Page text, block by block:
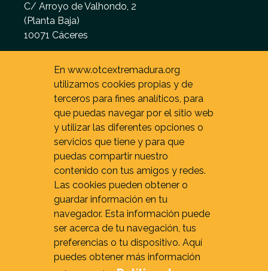
C/ Arroyo de Valhondo, 2
(Planta Baja)
10071 Cáceres
De 9 - 15 h. (L - V)
En www.otcextremadura.org
utilizamos cookies propias y de
terceros para fines analíticos, para
que puedas navegar por el sitio web
y utilizar las diferentes opciones o
servicios que tiene y para que
puedas compartir nuestro
contenido con tus amigos y redes.
Las cookies pueden obtener o
guardar información en tu
navegador. Esta información puede
ser acerca de tu navegación, tus
preferencias o tu dispositivo. Aquí
puedes obtener más información